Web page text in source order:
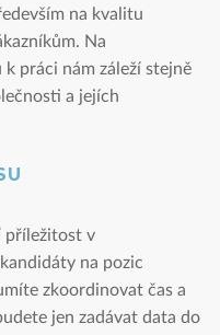
na kvalitu
Na
práci nám záleží stejně
a jejích
příležitost v
na pozic
zkoordinovat čas a
jen zadávat data do